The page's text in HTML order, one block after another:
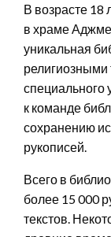
В возрасте 18
в храме
уникальная
религиозными
специального
к команде
сохранению
рукописей.
Всего в
более 15 000
текстов.